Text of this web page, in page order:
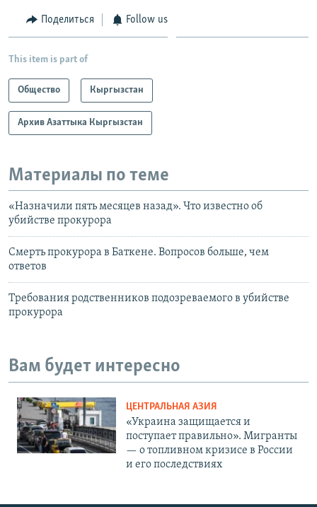
Поделиться Follow us
This item is part of
Общество Кыргызстан
Архив Азаттыка Кыргызстан
Материалы по теме
«Назначили пять месяцев назад». Что известно об
убийстве прокурора
Смерть прокурора в Баткене. Вопросов больше, чем
ответов
Требования родственников подозреваемого в убийстве
прокурора
Вам будет интересно
ЦЕНТРАЛЬНАЯ АЗИЯ
«Украина защищается и
поступает правильно». Мигранты
— о топливном кризисе в России
и его последствиях